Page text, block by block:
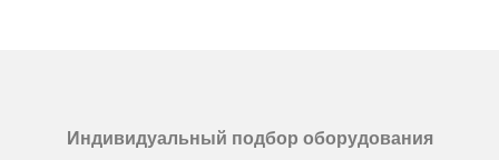
Индивидуальный подбор оборудования